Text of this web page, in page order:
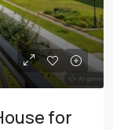
for